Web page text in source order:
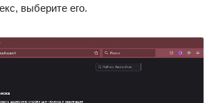
выберите его.